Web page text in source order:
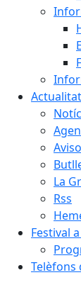
Actualitat
La
Rss
Festival
Telèfons